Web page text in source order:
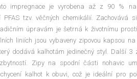
impregnace je vyrobena až z 90 %
tzv. věčných chemikálií. Zachovává
úpravám je šetrná k životnímu
liniích jsou vybaveny zipovou kapsou na
dodává kalhotám jedinečný styl. Další 3
Zipy na spodní části nohavic
kalhot k obuvi, což je ideální pro